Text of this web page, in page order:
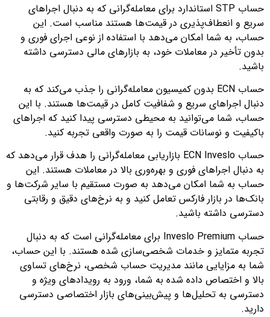
حساب STP استاندارد برای معامله‌گرانی که به دنبال اجراهای
سریع و انعطاف‌پذیری در قیمت‌ها هستند مناسب است. این
حساب، به شما امکان می‌دهد با استفاده از نوعی اجرای فوری و
بدون تأخیر در معاملات خود، به بازارهای مالی دسترسی داشته
باشید.
حساب ECN بدون کمیسیون معامله‌گرانی را جذب می‌کند که به
دنبال اجراهای سریع و شفافیت کامل در قیمت‌ها هستند. با این
حساب، شما می‌توانید به محیطی دسترسی پیدا کنید که اجراهای
باکیفیت و نوسانات قیمت را به صورت واقعی تجربه کنید.
حساب ECN Inveslo بازاریابی معامله‌گرانی را هدف قرار می‌دهد که
به دنبال اجراهای فوری و بهره‌وری بالا در معاملات هستند. این
حساب به شما امکان می‌دهد به صورت مستقیم با سایر شرکت‌ها و
بانک‌ها در بازار فارکس تعامل کنید و به نرخ‌های دقیق و رقابتی
دسترسی داشته باشید.
حساب Inveslo Premium برای معامله‌گرانی است که به دنبال
تجربه متمایز و خدمات شخصی‌سازی شده هستند. با این حساب،
شما به مزایایی مانند مدیریت حساب شخصی، نرخ‌های تساوی
بالا و اختصاص داده شده به شما، ورود به رویدادهای ویژه و
دسترسی به تحلیل‌ها و پیش‌بینی‌های بازار اختصاصی دسترسی
دارید.